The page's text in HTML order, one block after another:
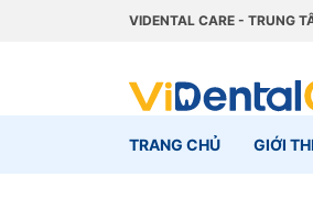
VIDENTAL CARE - TRUNG
TRANG CHỦ GIỚI